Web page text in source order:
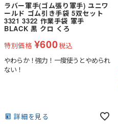
ラバー軍手(ゴム張り軍手) ユニワ
ールド ゴム引き手袋 5双セット
3321 3322 作業手袋 軍手
BLACK 黒 クロ くろ
特別価格 ¥600税込
やわらか！強力！一度使うとやめられ
ない！
詳細を見る